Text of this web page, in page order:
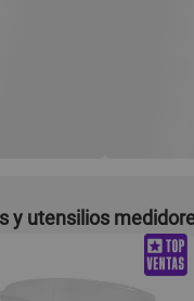
y utensilios